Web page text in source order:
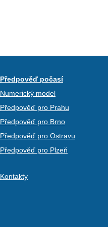
Předpověď počasí
Numerický model
Předpověď pro Prahu
Předpověď pro Brno
Předpověď pro Ostravu
Předpověď pro Plzeň
Kontakty